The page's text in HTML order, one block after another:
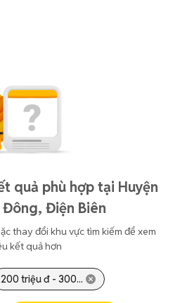
quả phù hợp tại Huyện
Điện Biên
thay đổi khu vực tìm kiếm để xem
kết quả hơn
200 triệu đ - 300...